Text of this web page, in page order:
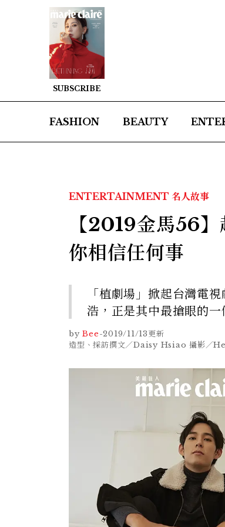
SUBSCRIBE
FASHION BEAUTY
ENTERTAINMENT 名人故事
【2019金馬56
你相信任何事
「植劇場」掀起台灣電
浩，正是其中最搶眼的一
by Bee-2019/11/13更新
造型、採訪撰文／Daisy Hsiao 攝影／